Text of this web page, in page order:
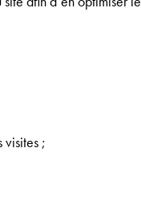
;